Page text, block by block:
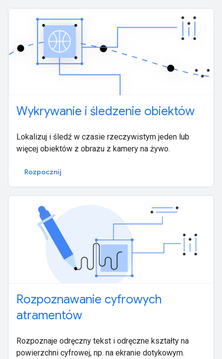
Wykrywanie i śledzenie obiektów
Lokalizuj i śledź w czasie rzeczywistym jeden lub
więcej obiektów z obrazu z kamery na żywo.
Rozpocznij
Rozpoznawanie cyfrowych
atramentów
Rozpoznaje odręczny tekst i odręczne kształty na
powierzchni cyfrowej, np. na ekranie dotykowym.